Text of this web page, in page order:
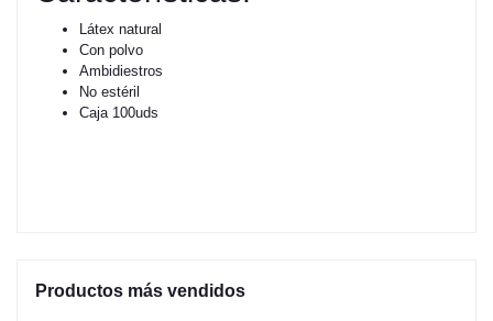
Látex natural
Con polvo
Ambidiestros
No estéril
Caja 100uds
Productos más vendidos